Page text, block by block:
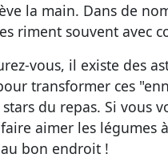
la main. Dans de
riment souvent avec
vous, il existe des
transformer ces
du repas. Si vous
aimer les légumes
bon endroit !